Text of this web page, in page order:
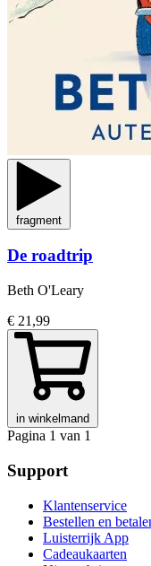
fragment
De roadtrip
Beth O'Leary
€ 21,99
in winkelmand
Pagina 1 van 1
Support
Klantenservice
Bestellen en
Luisterrijk App
Cadeaukaarten